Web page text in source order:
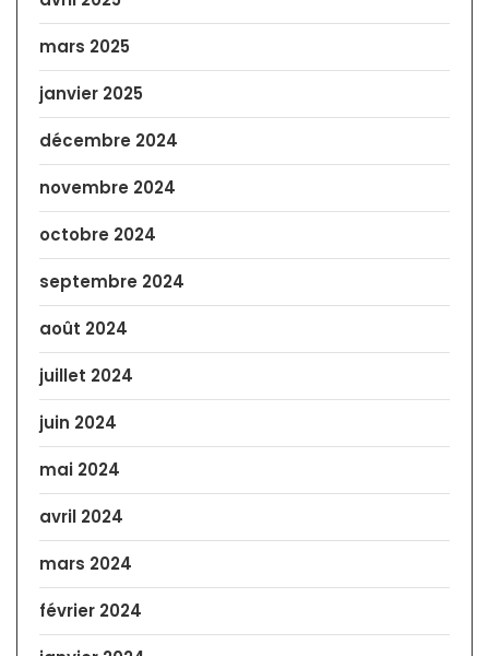
mars 2025
janvier 2025
décembre 2024
novembre 2024
octobre 2024
septembre 2024
août 2024
juillet 2024
juin 2024
mai 2024
avril 2024
mars 2024
février 2024